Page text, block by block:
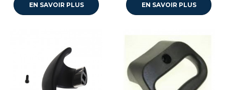
EN SAVOIR PLUS EN SAVOIR PLUS